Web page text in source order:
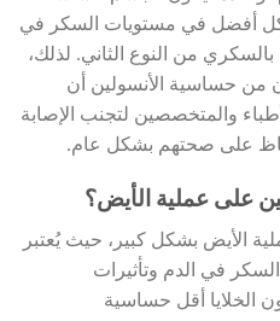
أفضل في مستويات السكر في
من النوع الثاني. لذلك،
من حساسية الأنسولين أن
والمتخصصين لتجنب الإصابة
على صحتهم بشكل عام.
على عملية الأيض؟
الأيض بشكل كبير، حيث يُعتبر
في الدم وتأثيرات
الخلايا أقل حساسية